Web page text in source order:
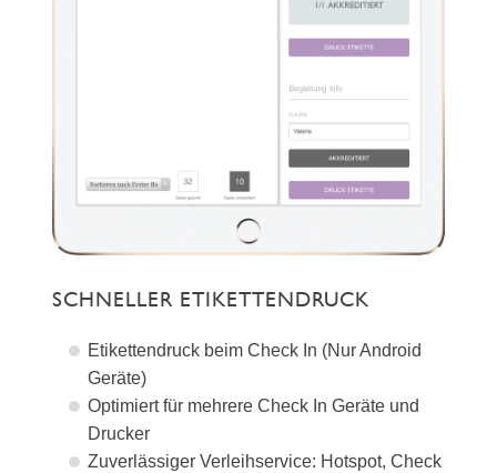
SCHNELLER ETIKETTENDRUCK
Etikettendruck beim Check In (Nur Android
Geräte)
Optimiert für mehrere Check In Geräte und
Drucker
Zuverlässiger Verleihservice: Hotspot, Check